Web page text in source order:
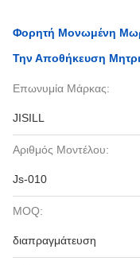
Φορητή Μονωμένη
Την Αποθήκευση
Επωνυμία Μάρκας:
JISILL
Αριθμός Μοντέλου:
Js-010
MOQ:
διαπραγμάτευση